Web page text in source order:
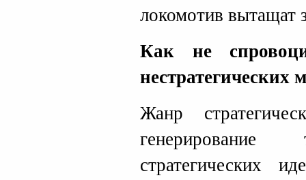
локомотив вытащат
Как не
нестратегических
Жанр
генерирование
стратегических